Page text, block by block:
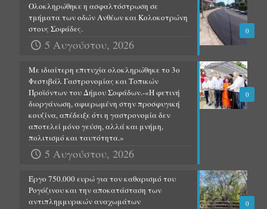
0
Ολοκληρώθηκε η ασφαλτόστρωση σε
τμήματα των οδών Ανθέων και Κολοκοτρώνη
στους Σοφάδες.
5 Αυγούστου, 2026
0
Με ιδιαίτερη επιτυχία ολοκληρώθηκε το 3ο
Φεστιβάλ Γαστρονομίας και Τοπικών
Προϊόντων του Δήμου Σοφάδων.-«Η φετινή
διοργάνωση, αφιερωμένη στην προσφυγική
κουζίνα, απέδειξε ότι η γαστρονομία δεν
αποτελεί μόνο γεύση, αλλά και μνήμη,
πολιτισμό και ταυτότητα.»
5 Αυγούστου, 2026
0
Έργο 750.000 ευρώ για τον καθαρισμό του
Ρογόζινου και την αποκατάσταση των
αντιπλημμυρικών αναχωμάτων